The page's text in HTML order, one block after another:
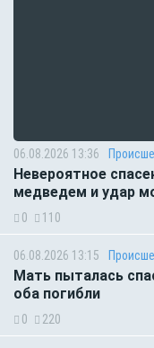
06.08.2026 13:36
Невероятное
медведем и удар
0 110
06.08.2026 13:15
Мать пыталась
оба погибли
0 220